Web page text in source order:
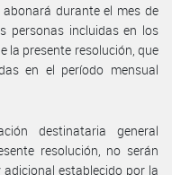
durante el mes de
personas incluidas en los
la presente resolución, que
en el período mensual
destinataria general
resolución, no serán
establecido por la